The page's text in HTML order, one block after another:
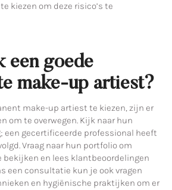
kiezen om deze risico’s te
een goede
make-up artiest?
make-up artiest te kiezen, zijn er
om te overwegen. Kijk naar hun
een gecertificeerde professional heeft
Vraag naar hun portfolio om
bekijken en lees klantbeoordelingen
een consultatie kun je ook vragen
en hygiënische praktijken om er